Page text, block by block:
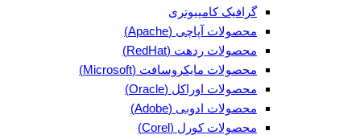
گرافیک کامپیوتری
محصولات آپاچی (Apache)
محصولات ردهت (RedHat)
محصولات مایکروسافت (Microsoft)
محصولات اوراکل (Oracle)
محصولات ادوبی (Adobe)
محصولات کورل (Corel)